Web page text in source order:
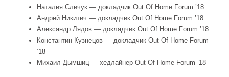
Наталия Сличук — докладчик Out Of Home Forum ’18
Андрей Никитич — докладчик Out Of Home Forum ’18
Александр Лядов — докладчик Out Of Home Forum ’18
Константин Кузнецов — докладчик Out Of Home Forum
’18
Михаил Дымшиц — хедлайнер Out Of Home Forum ’18